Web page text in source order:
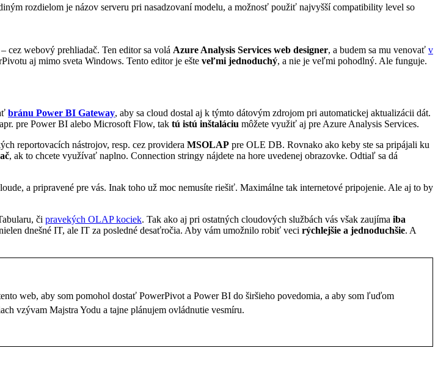
rozdielom je názov serveru pri nasadzovaní modelu, a možnosť použiť najvyšší compatibility level so
cez webový prehliadač. Ten editor sa volá Azure Analysis Services web designer, a budem sa mu venovať v
aj mimo sveta Windows. Tento editor je ešte veľmi jednoduchý, a nie je veľmi pohodlný. Ale funguje.
bránu Power BI Gateway, aby sa cloud dostal aj k týmto dátovým zdrojom pri automatickej aktualizácii dát.
pre Power BI alebo Microsoft Flow, tak tú istú inštaláciu môžete využiť aj pre Azure Analysis Services.
reportovacích nástrojov, resp. cez providera MSOLAP pre OLE DB. Rovnako ako keby ste sa pripájali ku
, ak to chcete využívať naplno. Connection stringy nájdete na hore uvedenej obrazovke. Odtiaľ sa dá
a pripravené pre vás. Inak toho už moc nemusíte riešiť. Maximálne tak internetové pripojenie. Ale aj to by
či pravekých OLAP kociek. Tak ako aj pri ostatných cloudových službách vás však zaujíma iba
dnešné IT, ale IT za posledné desaťročia. Aby vám umožnilo robiť veci rýchlejšie a jednoduchšie. A
web, aby som pomohol dostať PowerPivot a Power BI do širšieho povedomia, a aby som ľuďom
vzývam Majstra Yodu a tajne plánujem ovládnutie vesmíru.